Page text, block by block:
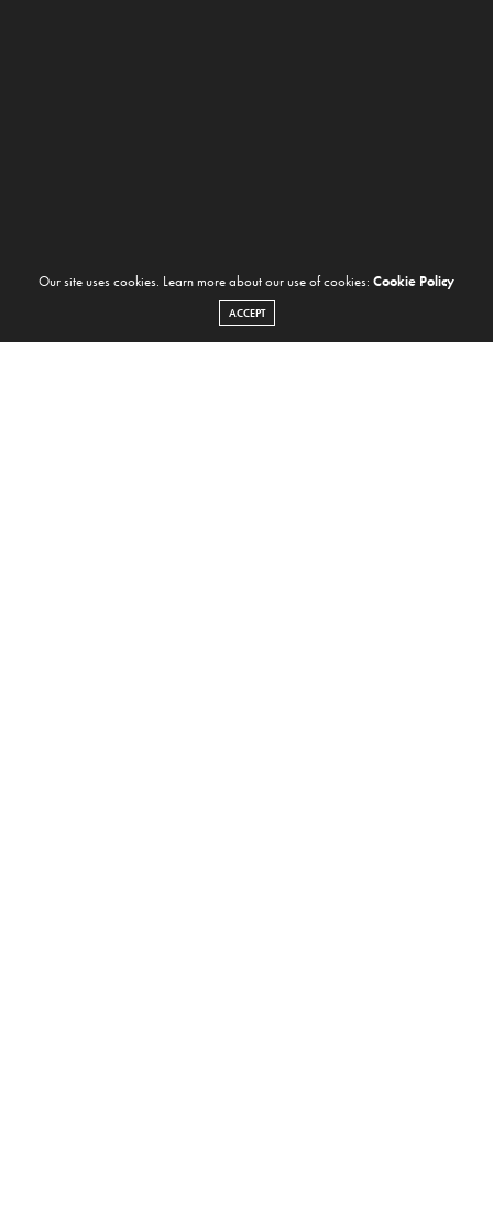
Our site uses cookies. Learn more about our use of cookies: Cookie Policy
ACCEPT